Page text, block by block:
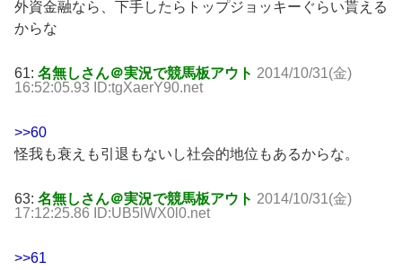
外資金融なら、下手したらトップジョッキーぐらい貰える
からな
61: 名無しさん＠実況で競馬板アウト 2014/10/31(金)
16:52:05.93 ID:tgXaerY90.net
>>60
怪我も衰えも引退もないし社会的地位もあるからな。
63: 名無しさん＠実況で競馬板アウト 2014/10/31(金)
17:12:25.86 ID:UB5lWX0l0.net
>>61